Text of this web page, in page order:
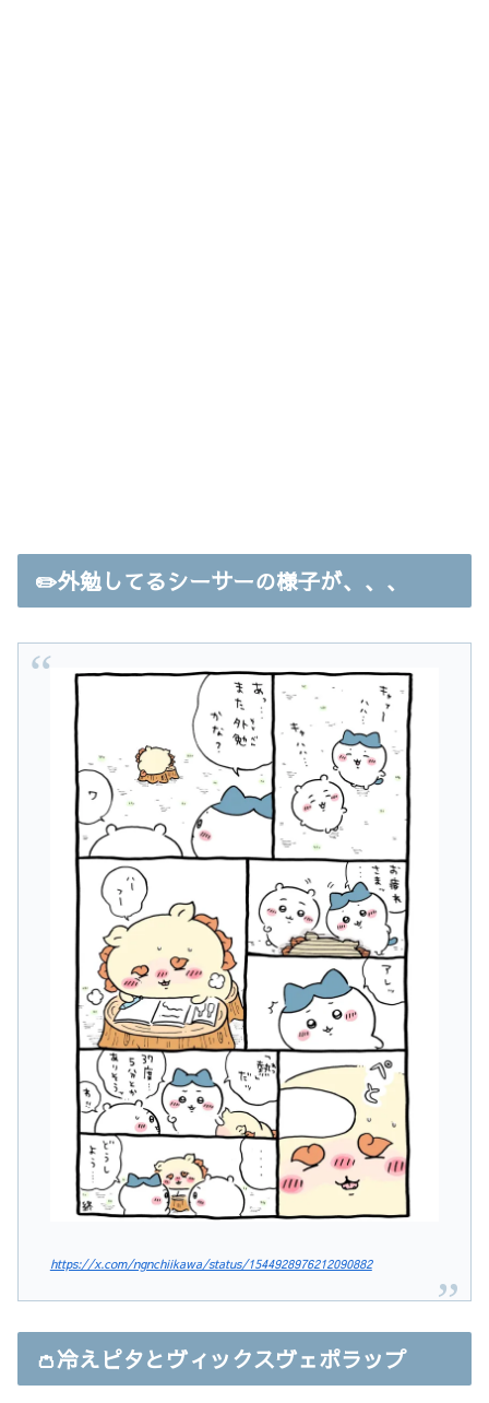
✏️外勉してるシーサーの様子が、、、
https://x.com/ngnchiikawa/status/1544928976212090882
👛冷えピタとヴィックスヴェポラップ